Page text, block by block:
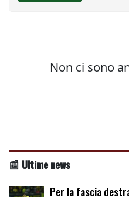
📰 Ultime news
Per la fascia